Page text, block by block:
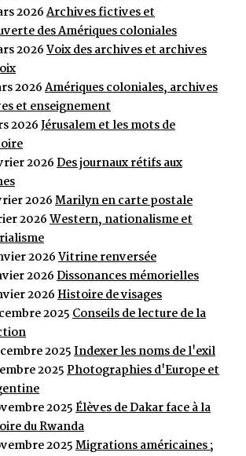
2026Archives fictives et
des Amériques coloniales
2026Voix des archives et archives
2026Amériques coloniales, archives
et enseignement
2026Jérusalem et les mots de
2026Des journaux rétifs aux
2026Marilyn en carte postale
2026Western, nationalisme et
2026Vitrine renversée
2026Dissonances mémorielles
2026Histoire de visages
2025Conseils de lecture de la
2025Indexer les noms de l'exil
2025Photographies d'Europe et
2025Élèves de Dakar face à la
du Rwanda
2025Migrations américaines ;